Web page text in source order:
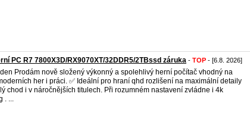
PC R7 7800X3D/RX9070XT/32DDR5/2TBssd záruka - TOP - [6.8. 2026]
Prodám nově složený výkonný a spolehlivý herní počítač vhodný na
her i práci. ✅ Ideální pro hraní qhd rozlišení na maximální detaily
chod i v náročnějších titulech. Při rozumném nastavení zvládne i 4k
. ...